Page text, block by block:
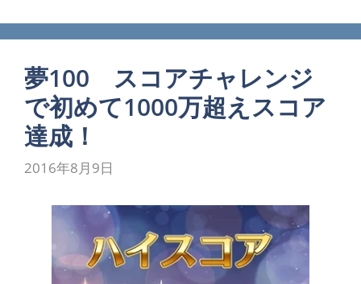
夢100 スコアチャレンジ
で初めて1000万超えスコア
達成！
2016年8月9日